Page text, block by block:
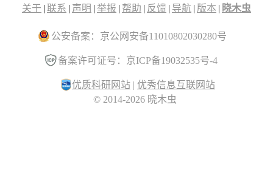
关于 | 联系 | 声明 | 举报 | 帮助 | 反馈 | 导航 | 版本 | 晓木虫
公安备案：京公网安备11010802030280号
备案许可证号：京ICP备19032535号-4
优质科研网站 | 优秀信息互联网站
© 2014-2026 晓木虫